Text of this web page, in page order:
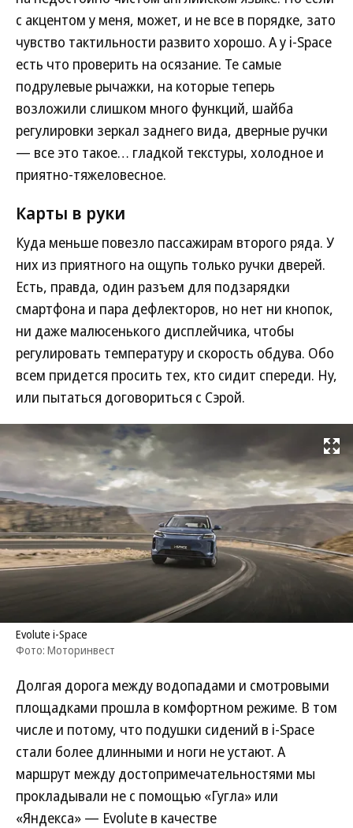
с акцентом у меня, может, и не все в порядке, зато
чувство тактильности развито хорошо. А у i-Space
есть что проверить на осязание. Те самые
подрулевые рычажки, на которые теперь
возложили слишком много функций, шайба
регулировки зеркал заднего вида, дверные ручки
— все это такое… гладкой текстуры, холодное и
приятно-тяжеловесное.
Карты в руки
Куда меньше повезло пассажирам второго ряда. У
них из приятного на ощупь только ручки дверей.
Есть, правда, один разъем для подзарядки
смартфона и пара дефлекторов, но нет ни кнопок,
ни даже малюсенького дисплейчика, чтобы
регулировать температуру и скорость обдува. Обо
всем придется просить тех, кто сидит спереди. Ну,
или пытаться договориться с Сэрой.
Развернуть
Evolute i-Space
Фото: Моторинвест
Долгая дорога между водопадами и смотровыми
площадками прошла в комфортном режиме. В том
числе и потому, что подушки сидений в i-Space
стали более длинными и ноги не устают. А
маршрут между достопримечательностями мы
прокладывали не с помощью «Гугла» или
«Яндекса» — Evolute в качестве